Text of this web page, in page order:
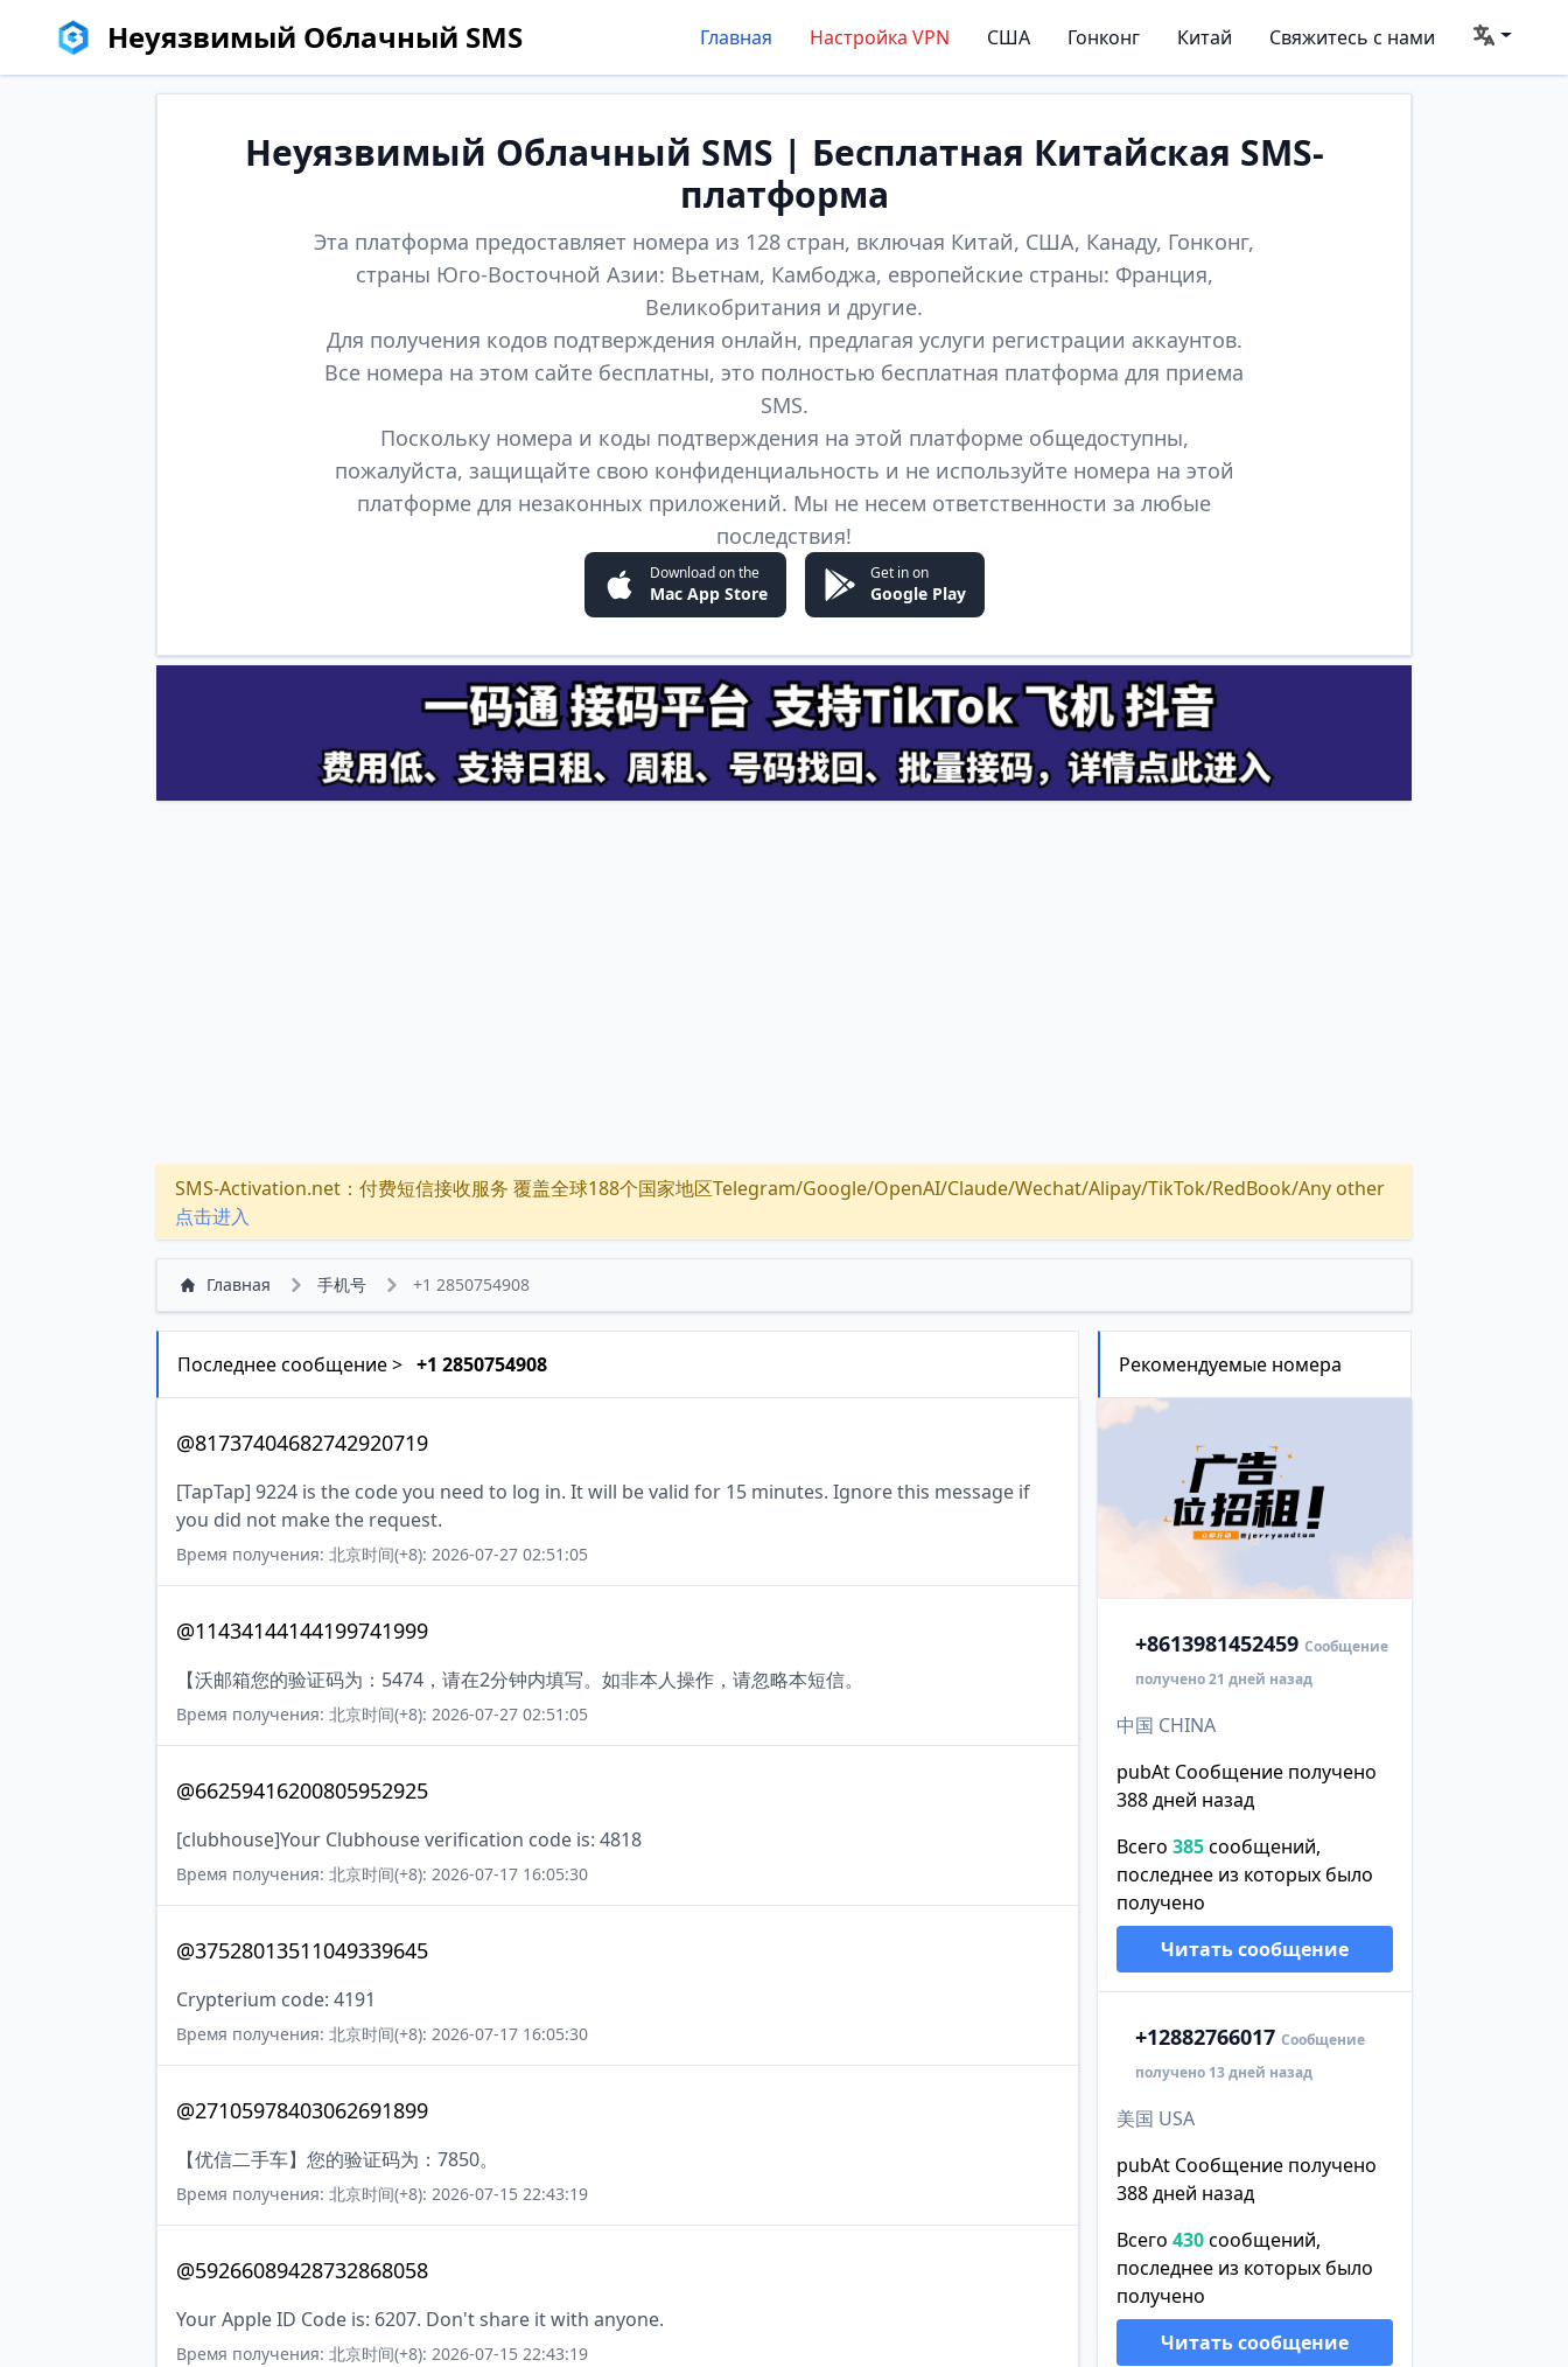
Неуязвимый Облачный SMS Главная Настройка VPN США Гонконг Китай Свяжитесь с нами
Неуязвимый Облачный SMS | Бесплатная Китайская SMS-
платформа
Эта платформа предоставляет номера из 128 стран, включая Китай, США, Канаду, Гонконг,
страны Юго-Восточной Азии: Вьетнам, Камбоджа, европейские страны: Франция,
Великобритания и другие.
Для получения кодов подтверждения онлайн, предлагая услуги регистрации аккаунтов.
Все номера на этом сайте бесплатны, это полностью бесплатная платформа для приема
SMS.
Поскольку номера и коды подтверждения на этой платформе общедоступны,
пожалуйста, защищайте свою конфиденциальность и не используйте номера на этой
платформе для незаконных приложений. Мы не несем ответственности за любые
последствия!
Download on the
Mac App Store
Get in on
Google Play
SMS-Activation.net：付费短信接收服务 覆盖全球188个国家地区Telegram/Google/OpenAI/Claude/Wechat/Alipay/TikTok/RedBook/Any other
点击进入
Главная 手机号 +1 2850754908
Последнее сообщение > +1 2850754908
@81737404682742920719
[TapTap] 9224 is the code you need to log in. It will be valid for 15 minutes. Ignore this message if
you did not make the request.
Время получения: 北京时间(+8): 2026-07-27 02:51:05
@11434144144199741999
【沃邮箱您的验证码为：5474，请在2分钟内填写。如非本人操作，请忽略本短信。
Время получения: 北京时间(+8): 2026-07-27 02:51:05
@66259416200805952925
[clubhouse]Your Clubhouse verification code is: 4818
Время получения: 北京时间(+8): 2026-07-17 16:05:30
@37528013511049339645
Crypterium code: 4191
Время получения: 北京时间(+8): 2026-07-17 16:05:30
@27105978403062691899
【优信二手车】您的验证码为：7850。
Время получения: 北京时间(+8): 2026-07-15 22:43:19
@59266089428732868058
Your Apple ID Code is: 6207. Don't share it with anyone.
Время получения: 北京时间(+8): 2026-07-15 22:43:19
Рекомендуемые номера
+8613981452459 Сообщение
получено 21 дней назад
中国 CHINA
pubAt Сообщение получено
388 дней назад
Всего 385сообщений,
последнее из которых было
получено
Читать сообщение
+12882766017 Сообщение
получено 13 дней назад
美国 USA
pubAt Сообщение получено
388 дней назад
Всего 430сообщений,
последнее из которых было
получено
Читать сообщение